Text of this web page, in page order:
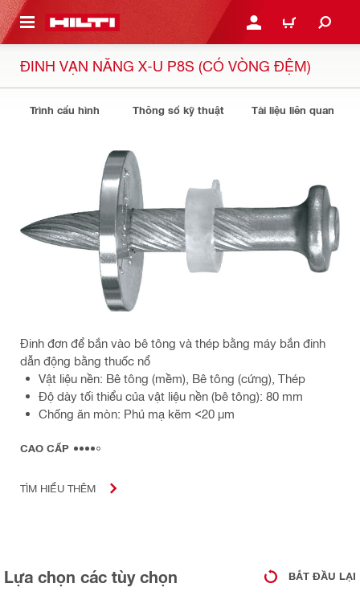
NỘI DUNG CHÍNH ĐĂNG NHẬP HOẶC
GIỎ HÀNG
ĐINH VẠN NĂNG X-U P8S (CÓ VÒNG ĐỆM)
Trình cấu hình Thông số kỹ thuật Tài liệu liên quan
Đinh đơn để bắn vào bê tông và thép bằng máy bắn đinh
dẫn động bằng thuốc nổ
Vật liệu nền: Bê tông (mềm), Bê tông (cứng), Thép
Độ dày tối thiểu của vật liệu nền (bê tông): 80 mm
Chống ăn mòn: Phủ mạ kẽm <20 µm
CAO CẤP
TÌM HIỂU THÊM
Lựa chọn các tùy chọn BẮT ĐẦU LẠI